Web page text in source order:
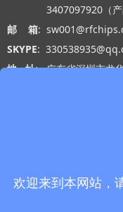
3407097920（产品
邮 箱:
SKYPE:
地 址: 广东省深圳市龙
欢迎来到本网站，